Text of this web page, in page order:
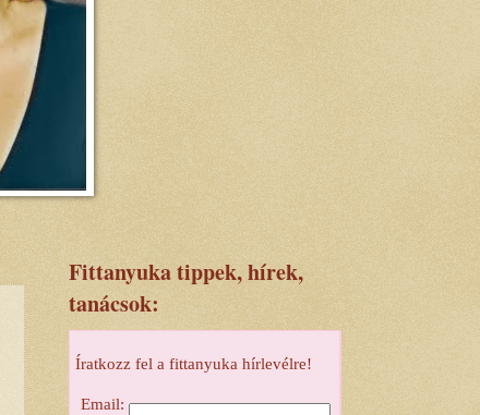
Fittanyuka tippek, hírek,
tanácsok:
Íratkozz fel a fittanyuka hírlevélre!
Email: